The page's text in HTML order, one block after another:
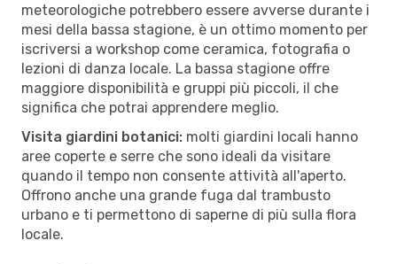
meteorologiche potrebbero essere avverse durante i
mesi della bassa stagione, è un ottimo momento per
iscriversi a workshop come ceramica, fotografia o
lezioni di danza locale. La bassa stagione offre
maggiore disponibilità e gruppi più piccoli, il che
significa che potrai apprendere meglio.
Visita giardini botanici: molti giardini locali hanno
aree coperte e serre che sono ideali da visitare
quando il tempo non consente attività all'aperto.
Offrono anche una grande fuga dal trambusto
urbano e ti permettono di saperne di più sulla flora
locale.